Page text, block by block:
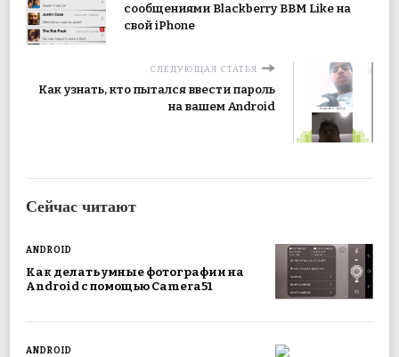
сообщениями Blackberry BBM Like на
свой iPhone
СЛЕДУЮЩАЯ СТАТЬЯ
Как узнать, кто пытался ввести пароль
на вашем Android
Сейчас читают
ANDROID
Как делать умные фотографии на
Android с помощью Camera51
ANDROID